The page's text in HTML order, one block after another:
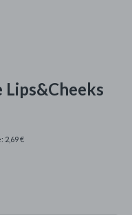
Lips&Cheeks
2,69 €